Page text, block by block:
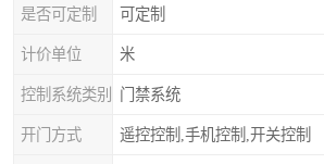
是否可定制 可定制
计价单位 米
控制系统类别 门禁系统
开门方式 遥控控制,手机控制,开关控制